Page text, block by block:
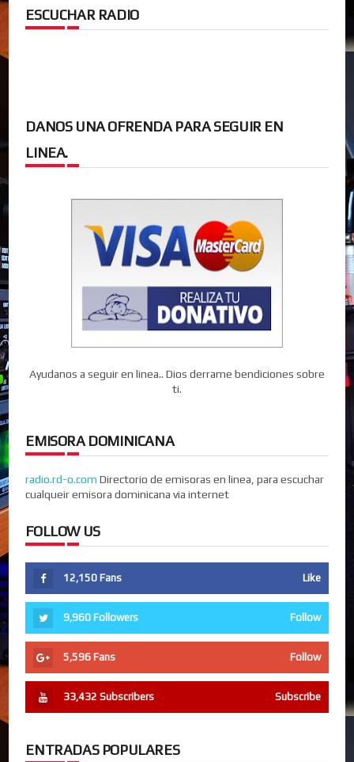
ESCUCHAR RADIO
DANOS UNA OFRENDA PARA SEGUIR EN
LINEA.
Ayudanos a seguir en linea.. Dios derrame bendiciones sobre
ti.
EMISORA DOMINICANA
radio.rd-o.com Directorio de emisoras en linea, para escuchar
cualqueir emisora dominicana via internet
FOLLOW US
12,150 Fans Like
9,960 Followers Follow
5,596 Fans Follow
33,432 Subscribers Subscribe
ENTRADAS POPULARES